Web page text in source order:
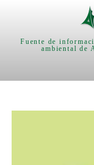
Fuente de
ambiental de